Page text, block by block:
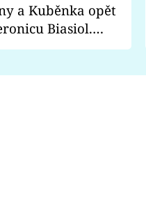
a Kuběnka opět
Biasiol.
nich falešná a